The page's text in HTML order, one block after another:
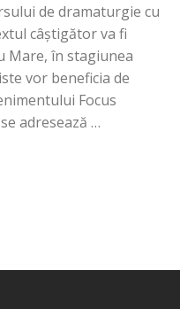
de dramaturgie cu
câștigător va fi
Mare, în stagiunea
vor beneficia de
Focus
adresează …